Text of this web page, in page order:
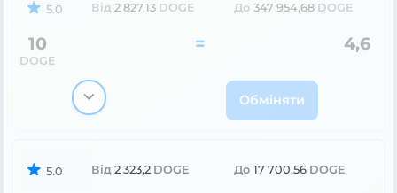
5.0 Від 2 827,13 DOGE До 347 954,68 DOGE
10
DOGE
= 4,6
Обміняти
5.0 Від 2 323,2 DOGE До 17 700,56 DOGE